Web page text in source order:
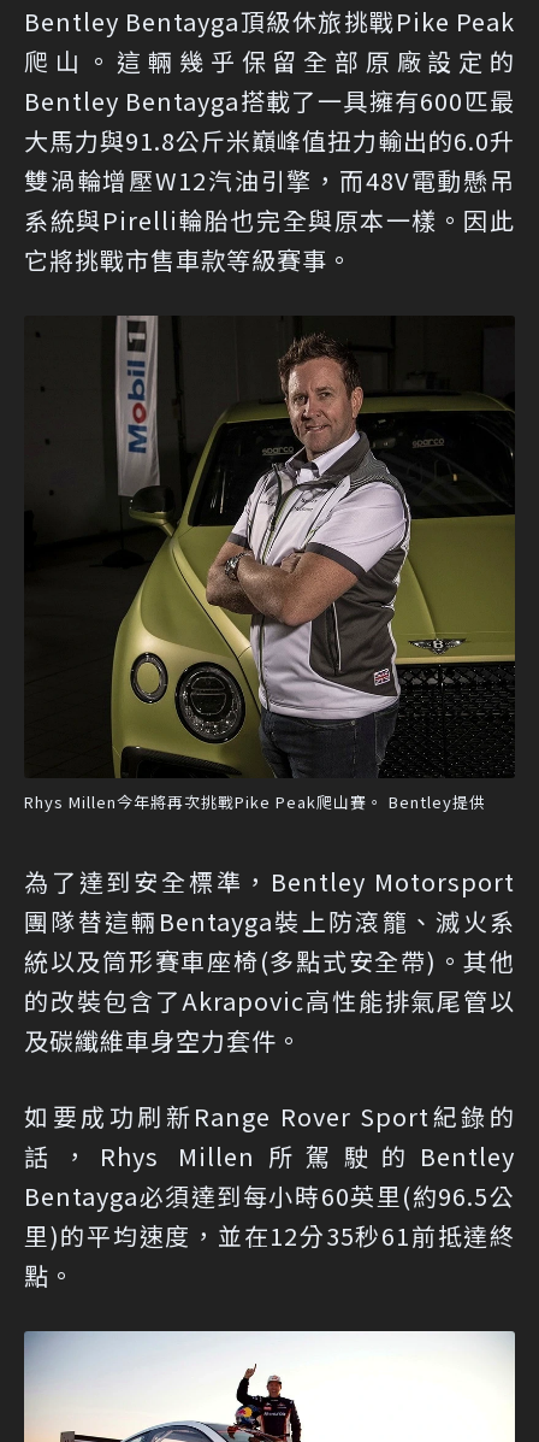
Bentley Bentayga頂級休旅挑戰Pike Peak
爬山。這輛幾乎保留全部原廠設定的
Bentley Bentayga搭載了一具擁有600匹最
大馬力與91.8公斤米巔峰值扭力輸出的6.0升
雙渦輪增壓W12汽油引擎，而48V電動懸吊
系統與Pirelli輪胎也完全與原本一樣。因此
它將挑戰市售車款等級賽事。
Rhys Millen今年將再次挑戰Pike Peak爬山賽。 Bentley提供
為了達到安全標準，Bentley Motorsport
團隊替這輛Bentayga裝上防滾籠、滅火系
統以及筒形賽車座椅(多點式安全帶)。其他
的改裝包含了Akrapovic高性能排氣尾管以
及碳纖維車身空力套件。
如要成功刷新Range Rover Sport紀錄的
話，Rhys Millen所駕駛的Bentley
Bentayga必須達到每小時60英里(約96.5公
里)的平均速度，並在12分35秒61前抵達終
點。